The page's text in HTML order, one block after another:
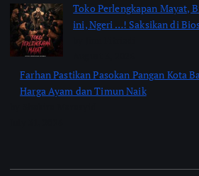
Toko Perlengkapan Mayat,
ini, Ngeri …! Saksikan di
Farhan Pastikan Pasokan Pangan Kota
Harga Ayam dan Timun Naik